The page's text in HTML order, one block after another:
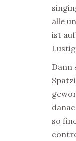
alle
ist auf
Dann
so